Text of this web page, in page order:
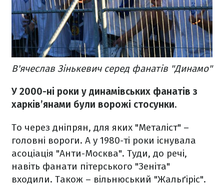
В'ячеслав Зінькевич серед фанатів "Динамо"
У 2000-ні роки у динамівських фанатів з
харків’янами були ворожі стосунки.
То через дніпрян, для яких "Металіст" –
головні вороги. А у 1980-ті роки існувала
асоціація "Анти-Москва". Туди, до речі,
навіть фанати пітерського "Зеніта"
входили. Також – вільнюський "Жальґіріс".